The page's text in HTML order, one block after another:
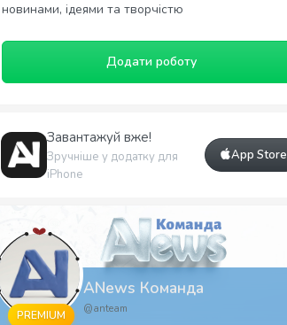
новинами, ідеями та творчістю
Додати роботу
Завантажуй вже!
Зручніше у додатку для
iPhone
App Store
PREMIUM
ANews Команда
@anteam